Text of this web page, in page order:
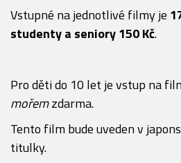
Vstupné na jednotlivé filmy je
studenty a seniory 150 Kč.
Pro děti do 10 let je vstup na
mořemzdarma.
Tento film bude uveden v
titulky.